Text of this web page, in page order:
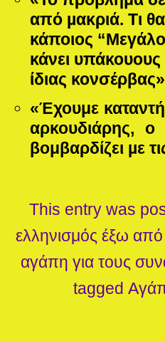
από µακριά. Τι
κάποιος
κάνει
ίδιας
«Έχουμε
αρκουδιάρης,
βομβαρδίζει µε
This entry was
ελληνισμός έξω
αγάπη για τους
tagged